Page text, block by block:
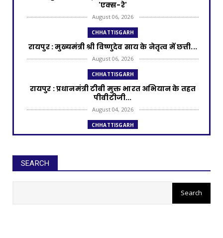
'एक्स-रे'
August 06, 2026
CHHATTISGARH
रायपुर : मुख्यमंत्री श्री विष्णुदेव साय के नेतृत्व में छत्ती...
August 06, 2026
CHHATTISGARH
रायपुर : प्रधानमंत्री टीबी मुक्त भारत अभियान के तहत
पीवीटीजी...
August 04, 2026
CHHATTISGARH
रायपुर : प्रधानमंत्री आवास योजना से साकार हो रहा
SEARCH